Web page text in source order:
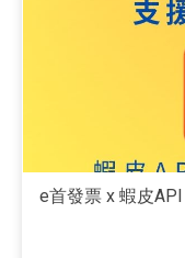
e首發票 x 蝦皮